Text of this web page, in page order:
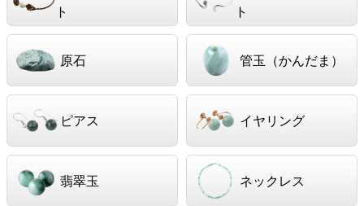
ト
ト
原石 管玉（かんだま）
ピアス イヤリング
翡翠玉 ネックレス